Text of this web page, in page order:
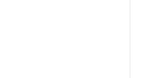
11-12)
г. (корп. 15, 14,
г. (корп. 16, 17,
г. (корп. 19, 20,